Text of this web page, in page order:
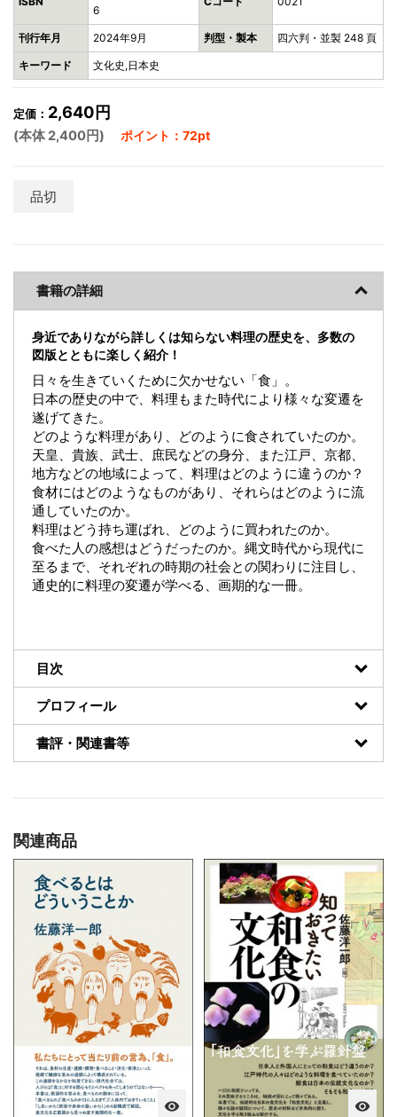
6
刊行年月 2024年9月 判型・製本 四六判・並製 248 頁
キーワード 文化史,日本史
定価： 2,640円
(本体 2,400円) ポイント：72pt
品切
書籍の詳細
身近でありながら詳しくは知らない料理の歴史を、多数の
図版とともに楽しく紹介！
日々を生きていくために欠かせない「食」。
日本の歴史の中で、料理もまた時代により様々な変遷を
遂げてきた。
どのような料理があり、どのように食されていたのか。
天皇、貴族、武士、庶民などの身分、また江戸、京都、
地方などの地域によって、料理はどのように違うのか？
食材にはどのようなものがあり、それらはどのように流
通していたのか。
料理はどう持ち運ばれ、どのように買われたのか。
食べた人の感想はどうだったのか。縄文時代から現代に
至るまで、それぞれの時期の社会との関わりに注目し、
通史的に料理の変遷が学べる、画期的な一冊。
目次
プロフィール
書評・関連書等
関連商品
visibility visibility